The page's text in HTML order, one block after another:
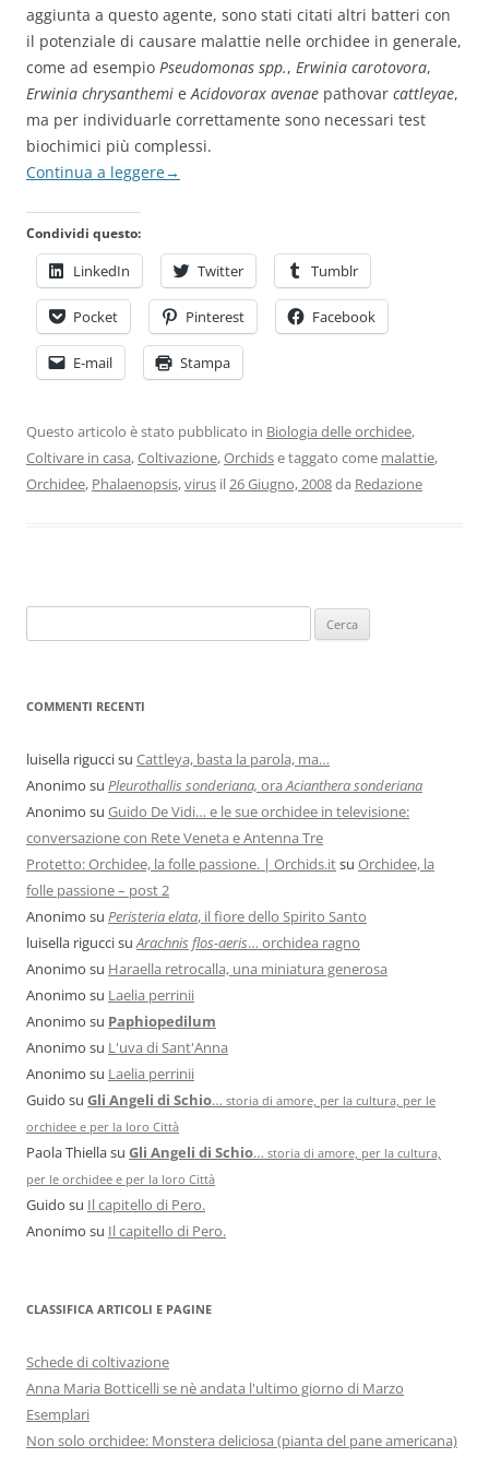
aggiunta a questo agente, sono stati citati altri batteri con
il potenziale di causare malattie nelle orchidee in generale,
come ad esempio Pseudomonas spp., Erwinia carotovora,
Erwinia chrysanthemi e Acidovorax avenae pathovar cattleyae,
ma per individuarle correttamente sono necessari test
biochimici più complessi.
Continua a leggere→
Condividi questo:
LinkedIn Twitter Tumblr
Pocket Pinterest Facebook
E-mail Stampa
Questo articolo è stato pubblicato in Biologia delle orchidee,
Coltivare in casa,Coltivazione,Orchidse taggato come malattie,
Orchidee, Phalaenopsis,virus il 26 Giugno, 2008da Redazione
COMMENTI RECENTI
luisella riguccisu Cattleya, basta la parola, ma…
Anonimo su Pleurothallis sonderiana, ora Acianthera sonderiana
Anonimo su Guido De Vidi… e le sue orchidee in televisione:
conversazione con Rete Veneta e Antenna Tre
Protetto: Orchidee, la folle passione. | Orchids.itsu Orchidee, la
folle passione – post 2
Anonimo su Peristeria elata, il fiore dello Spirito Santo
luisella riguccisu Arachnis flos-aeris… orchidea ragno
Anonimo su Haraella retrocalla, una miniatura generosa
Anonimo su Laelia perrinii
Anonimo su Paphiopedilum
Anonimo su L'uva di Sant'Anna
Anonimo su Laelia perrinii
Guido su Gli Angeli di Schio… storia di amore, per la cultura, per le
orchidee e per la loro Città
Paola Thiellasu Gli Angeli di Schio… storia di amore, per la cultura,
per le orchidee e per la loro Città
Guido su Il capitello di Pero.
Anonimo su Il capitello di Pero.
CLASSIFICA ARTICOLI E PAGINE
Schede di coltivazione
Anna Maria Botticelli se nè andata l'ultimo giorno di Marzo
Esemplari
Non solo orchidee: Monstera deliciosa (pianta del pane americana)